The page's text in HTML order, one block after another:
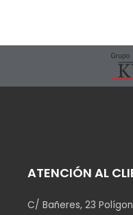
ATENCIÓN AL
C/ Bañeres, 23